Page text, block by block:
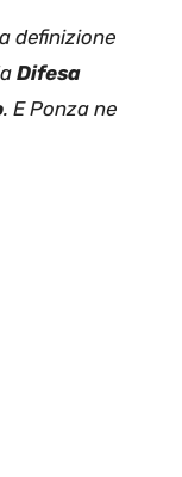
definizione
Difesa
. E Ponza ne